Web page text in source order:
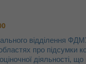
відділення
про підсумки
діяльності,